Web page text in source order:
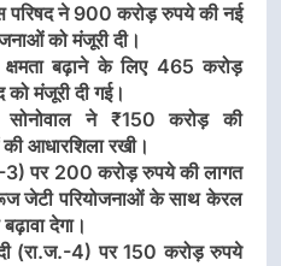
परिषद ने 900 करोड़ रुपये की नई
को मंजूरी दी।
क्षमता बढ़ाने के लिए 465 करोड़
को मंजूरी दी गई।
सोनोवाल ने ₹150 करोड़ की
आधारशिला रखी।
3) पर 200 करोड़ रुपये की लागत
जेटी परियोजनाओं के साथ केरल
देगा।
(रा.ज.-4) पर 150 करोड़ रुपये